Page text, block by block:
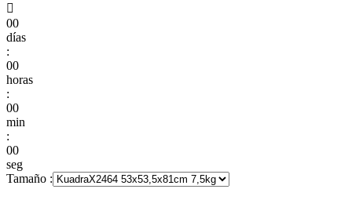

00
días
:
00
horas
:
00
min
:
00
seg
Tamaño :